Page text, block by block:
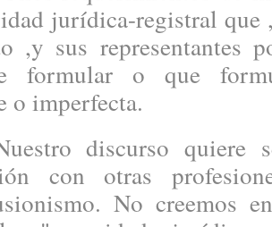
jurídica-registral que
,y sus representantes
formular o que
o imperfecta.
discurso quiere
con otras
No creemos